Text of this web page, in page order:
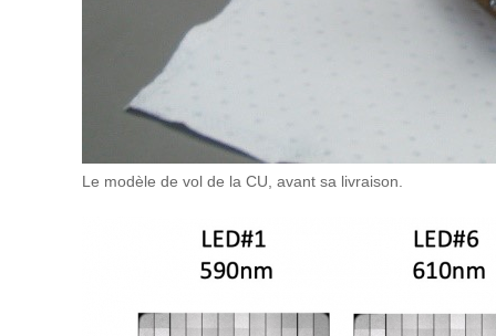
Le modèle de vol de la CU, avant sa livraison.